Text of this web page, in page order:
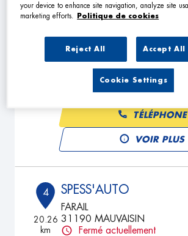
VOIR PLUS
3 TMS AUTO
31700 CORNEBARRIEU
TÉLÉPHONE
VOIR PLUS
4
20.26
km
SPESS'AUTO
FARAIL
31190 MAUVAISIN
Fermé actuellement
your device to enhance site navigation, analyze site
marketing efforts.
Politique de cookies
Reject All Accept All
Cookie Settings